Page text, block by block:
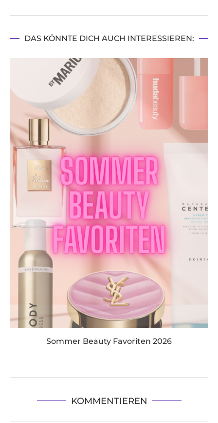
DAS KÖNNTE DICH AUCH INTERESSIEREN:
Sommer Beauty Favoriten 2026
KOMMENTIEREN